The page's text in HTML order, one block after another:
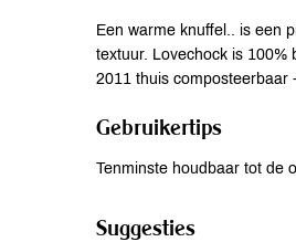
Een warme knuffel.. is een
textuur. Lovechock is 100%
2011 thuis composteerbaar
Gebruikertips
Tenminste houdbaar tot de
Suggesties